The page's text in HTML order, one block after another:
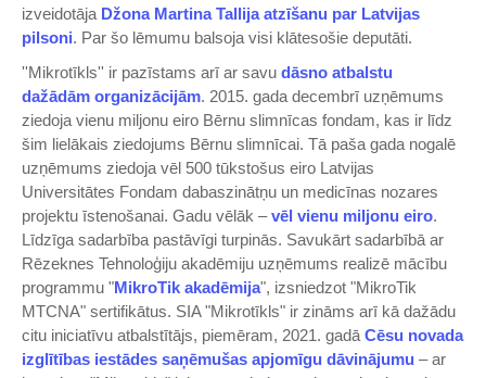
izveidotāja Džona Martina Tallija atzīšanu par Latvijas
pilsoni. Par šo lēmumu balsoja visi klātesošie deputāti.
''Mikrotīkls'' ir pazīstams arī ar savu dāsno atbalstu
dažādām organizācijām. 2015. gada decembrī uzņēmums
ziedoja vienu miljonu eiro Bērnu slimnīcas fondam, kas ir līdz
šim lielākais ziedojums Bērnu slimnīcai. Tā paša gada nogalē
uzņēmums ziedoja vēl 500 tūkstošus eiro Latvijas
Universitātes Fondam dabaszinātņu un medicīnas nozares
projektu īstenošanai. Gadu vēlāk –vēl vienu miljonu eiro.
Līdzīga sadarbība pastāvīgi turpinās. Savukārt sadarbībā ar
Rēzeknes Tehnoloģiju akadēmiju uzņēmums realizē mācību
programmu "MikroTik akadēmija", izsniedzot "MikroTik
MTCNA" sertifikātus. SIA "Mikrotīkls" ir zināms arī kā dažādu
citu iniciatīvu atbalstītājs, piemēram, 2021. gadā Cēsu novada
izglītības iestādes saņēmušas apjomīgu dāvinājumu – ar